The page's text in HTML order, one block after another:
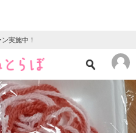
実施中！
ニュース
クイズ